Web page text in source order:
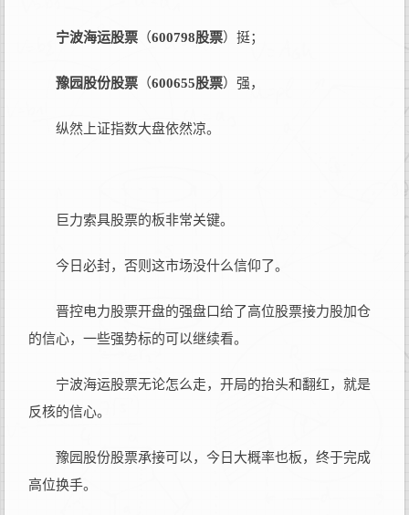
宁波海运股票 （600798股票）挺；
豫园股份股票 （600655股票）强，
纵然上证指数大盘依然凉。
巨力索具股票的板非常关键。
今日必封，否则这市场没什么信仰了。
晋控电力股票开盘的强盘口给了高位股票接力股加仓
的信心，一些强势标的可以继续看。
宁波海运股票无论怎么走，开局的抬头和翻红，就是
反核的信心。
豫园股份股票承接可以，今日大概率也板，终于完成
高位换手。